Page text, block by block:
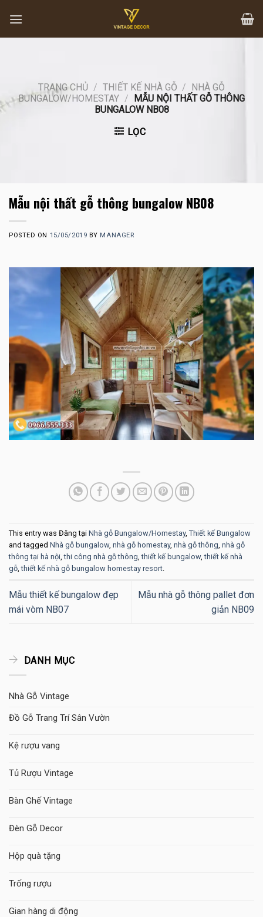
content
TRANG CHỦ / THIẾT KẾ NHÀ GỖ / NHÀ GỖ
BUNGALOW/HOMESTAY /
MẪU NỘI THẤT GỖ THÔNG
BUNGALOW NB08
LỌC
Mẫu nội thất gỗ thông bungalow NB08
POSTED ON 15/05/2019 BY MANAGER
This entry was Đăng tại Nhà gỗ Bungalow/Homestay, Thiết kế Bungalow
and tagged Nhà gỗ bungalow, nhà gỗ homestay, nhà gỗ thông, nhà gỗ
thông tại hà nội,thi công nhà gỗ thông,thiết kế bungalow,thiết kế nhà
gỗ,thiết kế nhà gỗ bungalow homestay resort.
Mẫu thiết kế bungalow đẹp
mái vòm NB07
Mẫu nhà gỗ thông pallet đơn
giản NB09
DANH MỤC
Nhà Gỗ Vintage
Đồ Gỗ Trang Trí Sân Vườn
Kệ rượu vang
Tủ Rượu Vintage
Bàn Ghế Vintage
Đèn Gỗ Decor
Hộp quà tặng
Trống rượu
Gian hàng di động